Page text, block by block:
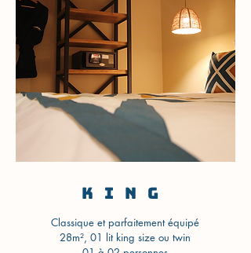
KING
Classique et parfaitement équipé
28m², 01 lit king size ou twin